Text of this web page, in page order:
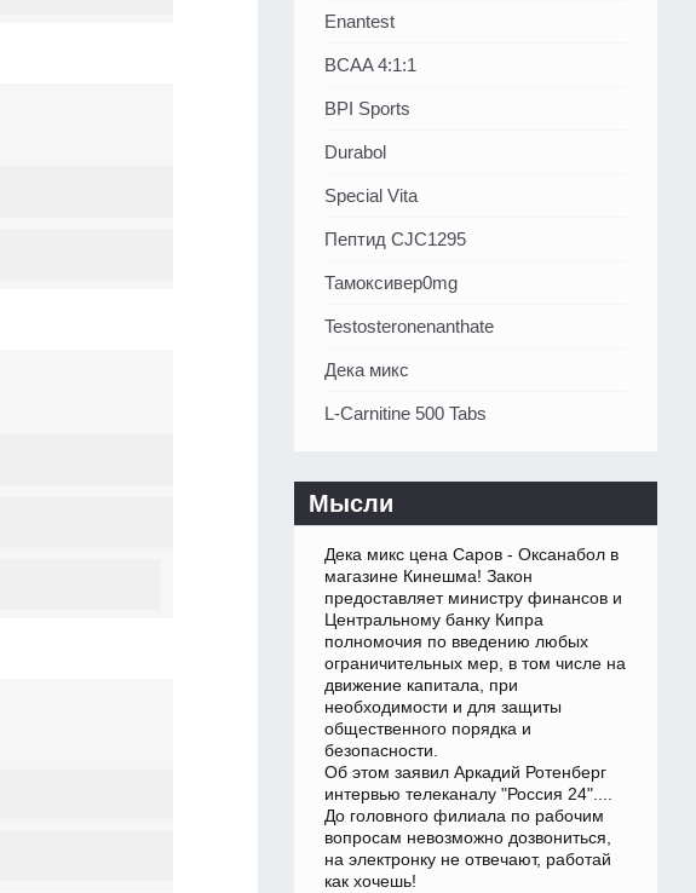
Enantest
BCAA 4:1:1
BPI Sports
Durabol
Special Vita
Пептид CJC1295
Тамоксивер0mg
Testosteronenanthate
Дека микс
L-Carnitine 500 Tabs
Мысли
Дека микс цена Саров - Оксанабол в
магазине Кинешма! Закон
предоставляет министру финансов и
Центральному банку Кипра
полномочия по введению любых
ограничительных мер, в том числе на
движение капитала, при
необходимости и для защиты
общественного порядка и
безопасности.
Об этом заявил Аркадий Ротенберг
интервью телеканалу "Россия 24"....
До головного филиала по рабочим
вопросам невозможно дозвониться,
на электронку не отвечают, работай
как хочешь!